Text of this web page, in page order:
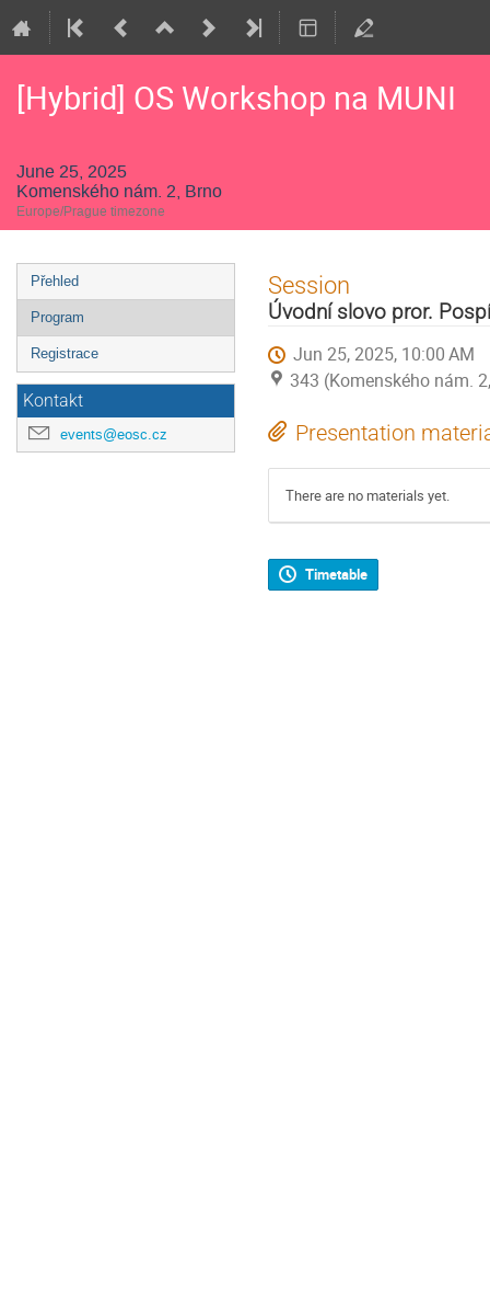
[Hybrid] OS Workshop na MUNI
June 25, 2025
Komenského nám. 2, Brno
Europe/Prague timezone
Event
menu
Přehled
Program
Registrace
Kontakt
events@eosc.cz
Session
Úvodní slovo pror.
Jun 25, 2025, 10:00 AM
343 (Komenského nám.
Presentation
There are no materials yet.
Timetable